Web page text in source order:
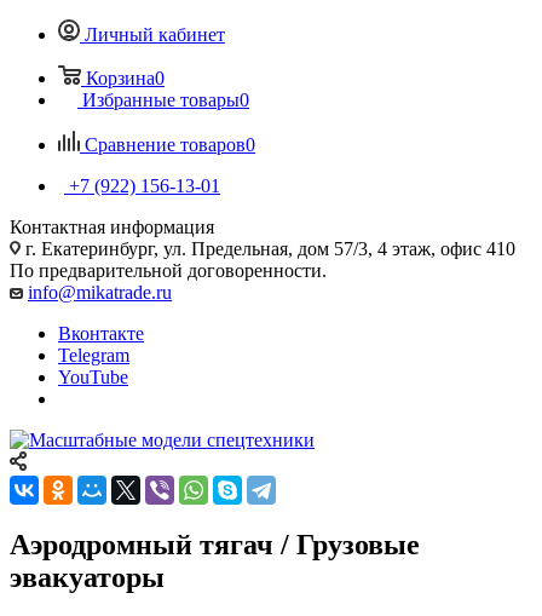
Личный кабинет
Корзина0
Избранные товары0
Сравнение товаров0
+7 (922) 156-13-01
Контактная информация
г. Екатеринбург, ул. Предельная, дом 57/3, 4 этаж, офис 410
По предварительной договоренности.
info@mikatrade.ru
Вконтакте
Telegram
YouTube
Аэродромный тягач / Грузовые
эвакуаторы